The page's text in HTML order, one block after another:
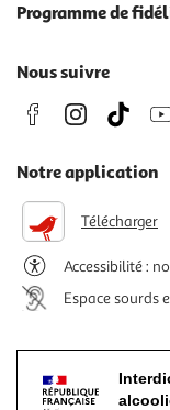
Programme de
Nous suivre
Notre application
Télécharger
Accessibilité :
Espace sourds